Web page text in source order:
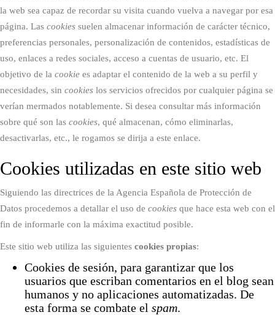
la web sea capaz de recordar su visita cuando vuelva a navegar por esa
página. Las cookies suelen almacenar información de carácter técnico,
preferencias personales, personalización de contenidos, estadísticas de
uso, enlaces a redes sociales, acceso a cuentas de usuario, etc. El
objetivo de la cookie es adaptar el contenido de la web a su perfil y
necesidades, sin cookies los servicios ofrecidos por cualquier página se
verían mermados notablemente. Si desea consultar más información
sobre qué son las cookies, qué almacenan, cómo eliminarlas,
desactivarlas, etc., le rogamos se dirija a este enlace.
Cookies utilizadas en este sitio web
Siguiendo las directrices de la Agencia Española de Protección de
Datos procedemos a detallar el uso de cookies que hace esta web con el
fin de informarle con la máxima exactitud posible.
Este sitio web utiliza las siguientes cookies propias:
Cookies de sesión, para garantizar que los
usuarios que escriban comentarios en el blog sean
humanos y no aplicaciones automatizadas. De
esta forma se combate el spam.